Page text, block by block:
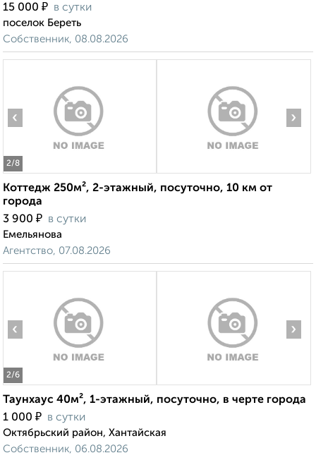
15 000 ₽ в сутки
поселок Береть
Собственник, 08.08.2026
2/8
‹ ›
Коттедж 250м², 2-этажный, посуточно, 10 км от
города
3 900 ₽ в сутки
Емельянова
Агентство, 07.08.2026
2/6
‹ ›
Таунхаус 40м², 1-этажный, посуточно, в черте города
1 000 ₽ в сутки
Октябрьский район, Хантайская
Собственник, 06.08.2026